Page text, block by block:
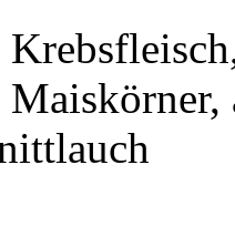
Maiskörner,